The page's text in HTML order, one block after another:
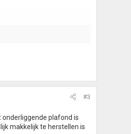
#3
onderliggende plafond is
makkelijk te herstellen is